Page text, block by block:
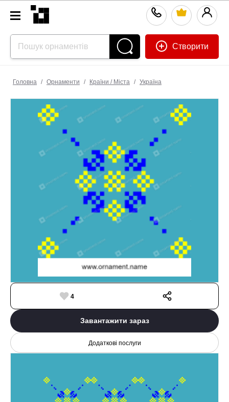
Створити
Головна / Орнаменти / Країни / Міста / Україна
4
Завантажити зараз
Додаткові послуги